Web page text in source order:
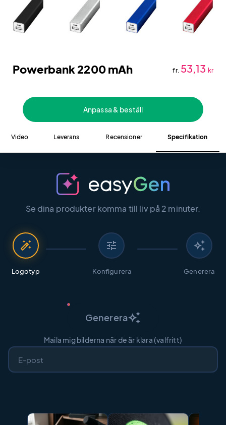
Powerbank 2200 mAh fr. 53,13 kr
Anpassa & beställ
Video Leverans Recensioner Specifikation
Se dina produkter komma till liv på 2 minuter.
auto_fix_high
Logotyp
tune
Konfigurera
auto_awesome
Generera
Genereraauto_awesome
Maila mig bilderna när de är klara (valfritt)